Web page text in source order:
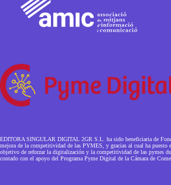
EDITORA SINGULAR DIGITAL 2GR S.L. ha sido beneficiaria de
mejora de la competitividad de las PYMES, y gracias al cual ha puesto
objetivo de reforzar la digitalización y la competitividad de las pymes
contado con el apoyo del Programa Pyme Digital de la Cámara de